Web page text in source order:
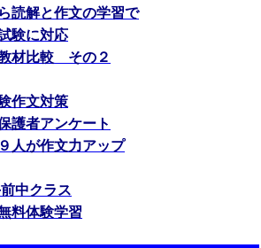
読解と作文の学習で
験に対応
材比較 その２
作文対策
護者アンケート
人が作文力アップ
中クラス
料体験学習